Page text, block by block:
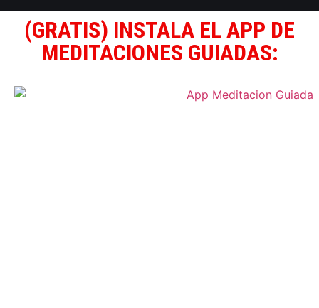
(GRATIS) INSTALA EL APP DE
MEDITACIONES GUIADAS: